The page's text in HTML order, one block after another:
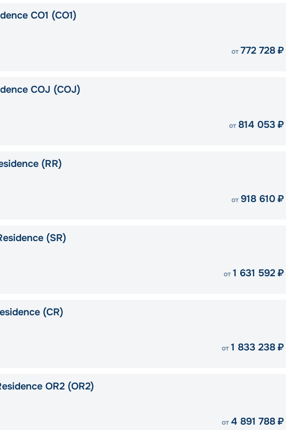
CO1 (CO1)
от 772 728 ₽
COJ (COJ)
от 814 053 ₽
(RR)
от 918 610 ₽
(SR)
от 1 631 592 ₽
(CR)
от 1 833 238 ₽
OR2 (OR2)
от 4 891 788 ₽